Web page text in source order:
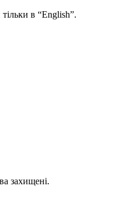
в “English”.
захищені.